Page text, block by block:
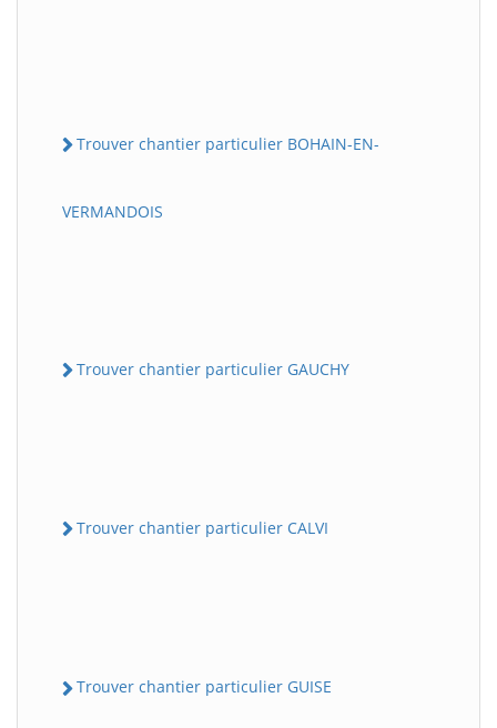
Trouver chantier particulier BOHAIN-EN-
VERMANDOIS
Trouver chantier particulier GAUCHY
Trouver chantier particulier CALVI
Trouver chantier particulier GUISE